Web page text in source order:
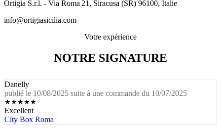
Ortigia S.r.l. - Via Roma 21, Siracusa (SR) 96100, Italie
info@ortigiasicilia.com
Votre expérience
NOTRE SIGNATURE
Danelly
publié le 10/08/2025 suite à une commande du 10/07/2025
★★★★★
Excellent
City Box Roma